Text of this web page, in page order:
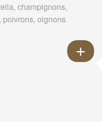
champignons,
poivrons, oignons